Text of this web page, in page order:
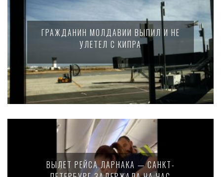
ГРАЖДАНИН МОЛДАВИИ ВЫПИЛ И НЕ
УЛЕТЕЛ С КИПРА
ВЫЛЕТ РЕЙСА ЛАРНАКА — САНКТ-